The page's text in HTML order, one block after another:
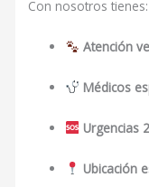
Con nosotros tienes:
Atención
Médicos
Urgencias
Ubicación